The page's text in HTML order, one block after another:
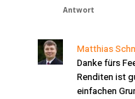
Antwort
Matthias
Danke fürs
Renditen ist
einfachen